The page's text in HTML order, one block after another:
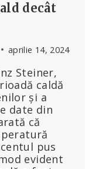
decât
aprilie 14, 2024
Steiner,
caldă
și a
date din
că
pus
evident